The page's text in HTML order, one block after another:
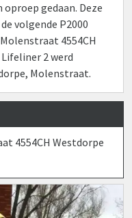
oproep gedaan. Deze
volgende P2000
4554CH
Lifeliner 2 werd
Molenstraat.
4554CH Westdorpe